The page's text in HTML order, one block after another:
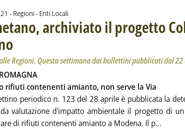
- Regioni - Enti Locali
archiviato il progetto
. Sottotitolo: Notizie dalle Regioni. Questa settimana dai bollettini
. Pubblicata venerdì 30 aprile 2021 alle 14.44.
Regioni. Questa settimana dai bollettini pubblicati dal
rifiuti contenenti amianto, non serve la Via
periodico n. 123 del 28 aprile è pubblicata la
valutazione d'impatto ambientale il progetto di
di rifiuti contenenti amianto a Modena. Il p...